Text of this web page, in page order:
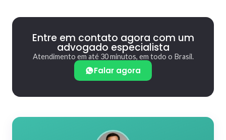
Entre em contato agora com um
advogado especialista
Atendimento em até 30 minutos, em todo o Brasil.
Falar agora